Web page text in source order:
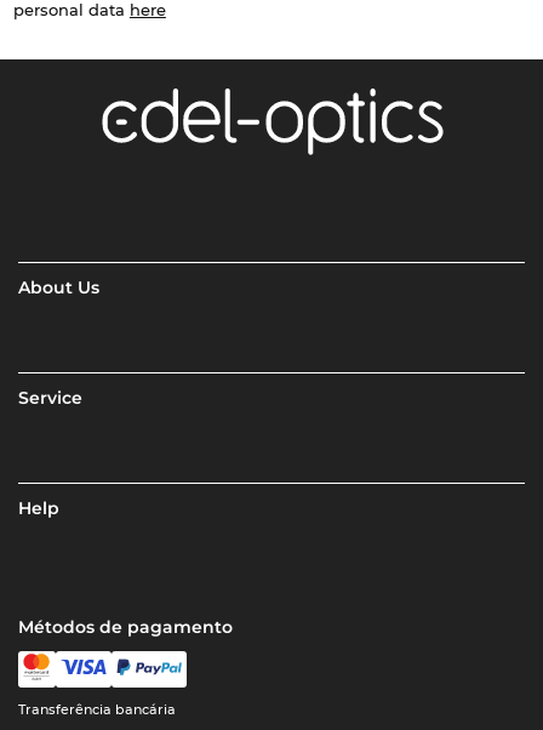
personal data here
About Us
Service
Help
Métodos de pagamento
Transferência bancária